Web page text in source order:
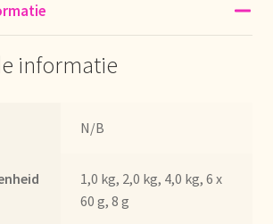
informatie
N/B
1,0 kg, 2,0 kg, 4,0 kg, 6 x
60 g, 8 g